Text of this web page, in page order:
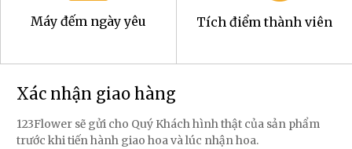
Máy đếm ngày yêu Tích điểm thành viên
Xác nhận giao hàng
123Flower sẽ gửi cho Quý Khách hình thật của sản phẩm
trước khi tiến hành giao hoa và lúc nhận hoa.